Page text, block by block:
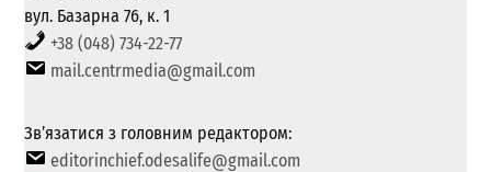
вул. Базарна 76, к. 1
+38 (048) 734-22-77
mail.centrmedia@gmail.com
Зв’язатися з головним редактором:
editorinchief.odesalife@gmail.com